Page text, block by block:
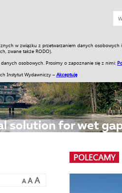
w związku z przetwarzaniem danych
zwane także RODO).
osobowych. Prosimy o zapoznanie się z nimi:
Instytut Wydawniczy – Akceptuję
Wideo ENGLISH SKLEP
A A A
POLECAMY